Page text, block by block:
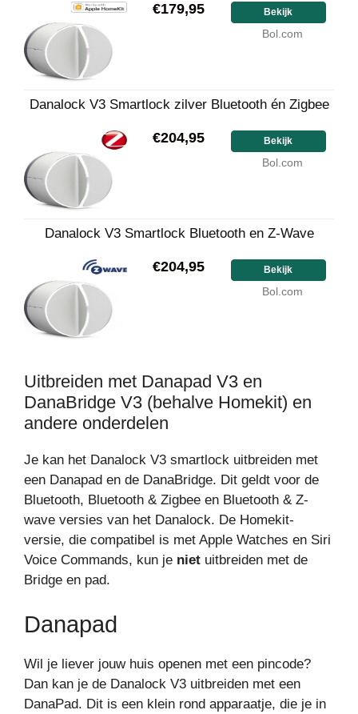
€179,95 Bekijk
Bol.com
Danalock V3 Smartlock zilver Bluetooth én Zigbee
€204,95 Bekijk
Bol.com
Danalock V3 Smartlock Bluetooth en Z-Wave
€204,95 Bekijk
Bol.com
Uitbreiden met Danapad V3 en
DanaBridge V3 (behalve Homekit) en
andere onderdelen
Je kan het Danalock V3 smartlock uitbreiden met
een Danapad en de DanaBridge. Dit geldt voor de
Bluetooth, Bluetooth & Zigbee en Bluetooth & Z-
wave versies van het Danalock. De Homekit-
versie, die compatibel is met Apple Watches en Siri
Voice Commands, kun je niet uitbreiden met de
Bridge en pad.
Danapad
Wil je liever jouw huis openen met een pincode?
Dan kan je de Danalock V3 uitbreiden met een
DanaPad. Dit is een klein rond apparaatje, die je in